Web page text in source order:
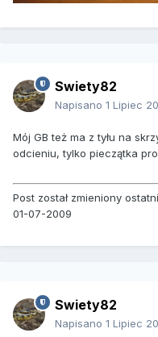
Swiety82
Napisano 1 Lipiec
Mój GB też ma z tyłu na
odcieniu, tylko pieczątka
Post został zmieniony
01-07-2009
Swiety82
Napisano 1 Lipiec